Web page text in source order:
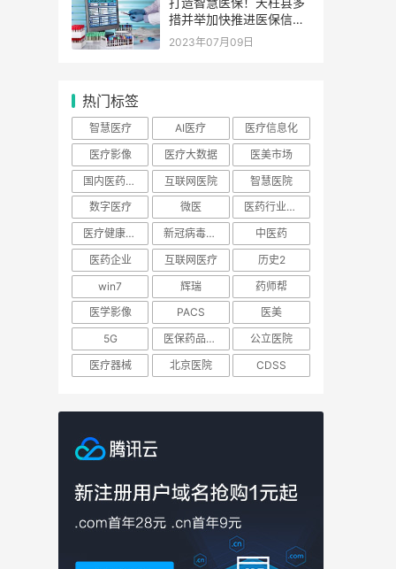
措并举加快推进医保信息
化、标准化建设
2023年07月09日
热门标签
智慧医疗 AI医疗
医疗信息化
医疗影像
医疗大数据
医美市场
国内医药企业
互联网医院
智慧医院
数字医疗
微医
医药行业现状分析
医疗健康技术
新冠病毒疫苗
中医药
医药企业
互联网医疗
历史2
win7
辉瑞
药师帮
医学影像
PACS
医美
5G
医保药品目录
公立医院
医疗器械
北京医院 CDSS